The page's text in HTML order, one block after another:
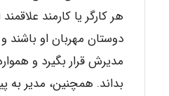
هر کارگر یا کارمند
دوستان مهربان او باشند
مدیرش قرار بگیرد و
بداند. همچنین، مدیر به